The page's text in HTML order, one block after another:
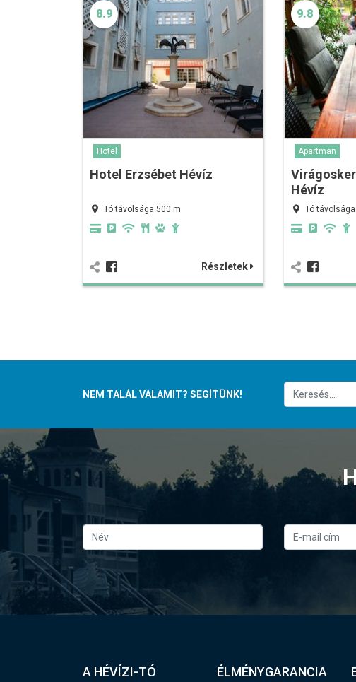
8.9
Hotel
Hotel Erzsébet Hévíz
Tó távolsága 500 m
Részletek
9.8
Apartman
Hévíz
Tó
NEM TALÁL VALAMIT? SEGÍTÜNK!
A HÉVÍZI-TÓ ÉLMÉNYGARANCIA